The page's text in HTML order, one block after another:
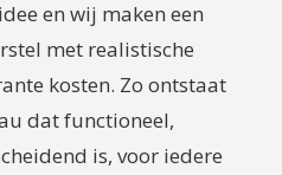
en wij maken een
met realistische
kosten. Zo ontstaat
dat functioneel,
is, voor iedere